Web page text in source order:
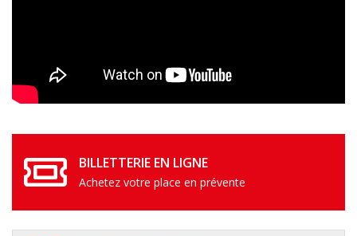
BILLETTERIE EN LIGNE
Achetez votre place en prévente